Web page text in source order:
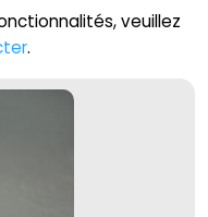
veuillez
.